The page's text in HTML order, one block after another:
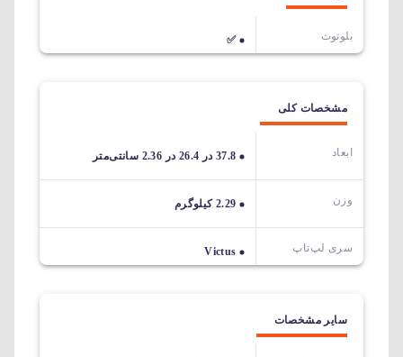
بلوتوث ✅
مشخصات کلی
ابعاد 37.8 در 26.4 در 2.36 سانتی‌متر
وزن 2.29 کیلوگرم
سری لپ‌تاپ Victus
سایر مشخصات